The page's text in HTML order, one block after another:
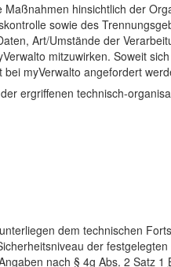
hinsichtlich der
sowie des
Art/Umstände der
mitzuwirken. Soweit
myVerwalto angefordert
ergriffenen technisch-
dem technischen
der
nach § 4g Abs. 2 Satz 1